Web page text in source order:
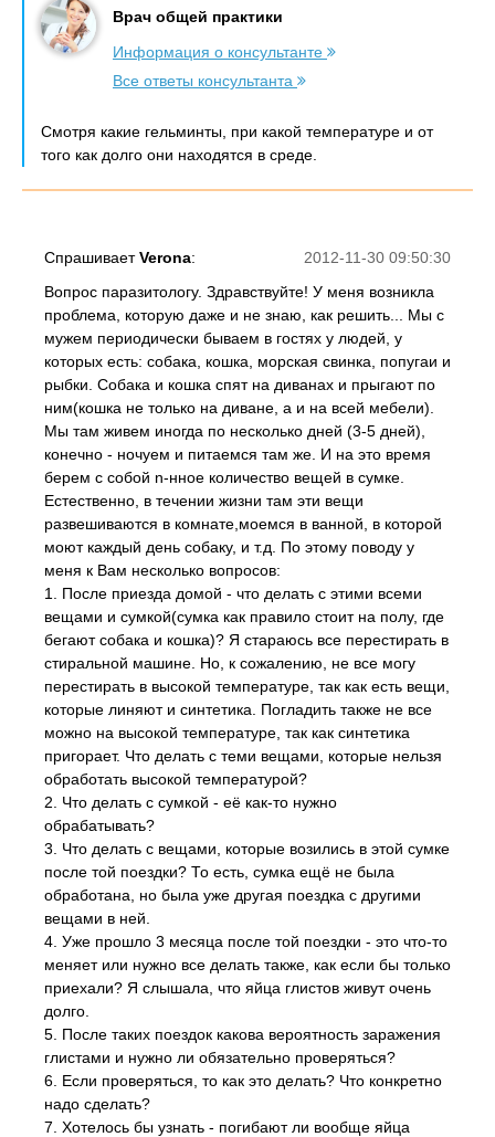
Врач общей практики
Информация о консультанте
Все ответы консультанта
Смотря какие гельминты, при какой температуре и от
того как долго они находятся в среде.
2012-11-30 09:50:30
СпрашиваетVerona:
Вопрос паразитологу. Здравствуйте! У меня возникла
проблема, которую даже и не знаю, как решить... Мы с
мужем периодически бываем в гостях у людей, у
которых есть: собака, кошка, морская свинка, попугаи и
рыбки. Собака и кошка спят на диванах и прыгают по
ним(кошка не только на диване, а и на всей мебели).
Мы там живем иногда по несколько дней (3-5 дней),
конечно - ночуем и питаемся там же. И на это время
берем с собой n-нное количество вещей в сумке.
Естественно, в течении жизни там эти вещи
развешиваются в комнате,моемся в ванной, в которой
моют каждый день собаку, и т.д. По этому поводу у
меня к Вам несколько вопросов:
1. После приезда домой - что делать с этими всеми
вещами и сумкой(сумка как правило стоит на полу, где
бегают собака и кошка)? Я стараюсь все перестирать в
стиральной машине. Но, к сожалению, не все могу
перестирать в высокой температуре, так как есть вещи,
которые линяют и синтетика. Погладить также не все
можно на высокой температуре, так как синтетика
пригорает. Что делать с теми вещами, которые нельзя
обработать высокой температурой?
2. Что делать с сумкой - её как-то нужно
обрабатывать?
3. Что делать с вещами, которые возились в этой сумке
после той поездки? То есть, сумка ещё не была
обработана, но была уже другая поездка с другими
вещами в ней.
4. Уже прошло 3 месяца после той поездки - это что-то
меняет или нужно все делать также, как если бы только
приехали? Я слышала, что яйца глистов живут очень
долго.
5. После таких поездок какова вероятность заражения
глистами и нужно ли обязательно проверяться?
6. Если проверяться, то как это делать? Что конкретно
надо сделать?
7. Хотелось бы узнать - погибают ли вообще яйца